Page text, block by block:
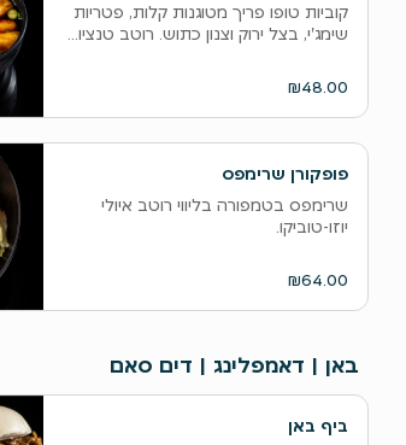
קוביות טופו פריך מטוגנות קלות, פטריות
שימג'י, בצל ירוק וצנון כתוש. רוטב טנציו...
₪48.00
פופקורן שרימפס
שרימפס בטמפורה בליווי רוטב איולי
יוזו-טוביקו.
₪64.00
באן | דאמפלינג | דים סאם
ביף באן